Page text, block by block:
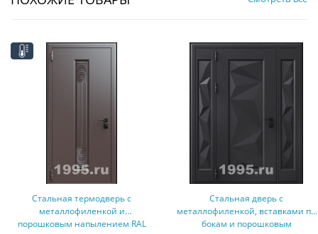
Стальная термодверь с
металлофиленкой и
порошковым напылением RAL
Стальная дверь с
металлофиленкой, вставками по
бокам и порошковым